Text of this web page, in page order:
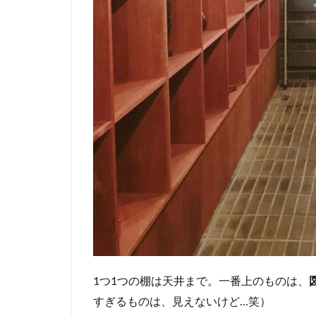
1つ1つの棚は天井まで。一番上のものは、
すぎるものは、見えないけど…笑）